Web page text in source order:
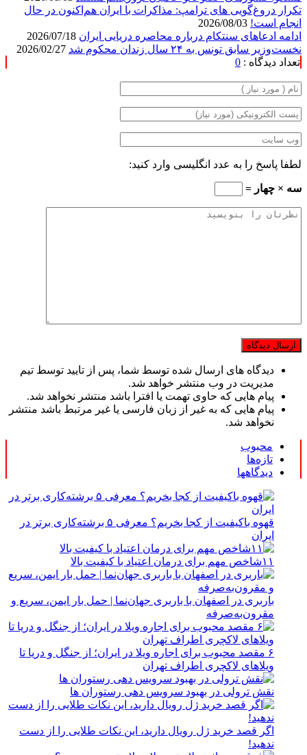
تکرار دروغ‌گویی های ترامپ: مذاکرات با ایران هم‌اکنون در حال
انجام است!
ادامه ادعاهای سنتکام درباره محاصره دریایی ایران
نخست‌وزیر سابق تونس به ۲۴ سال زندان محکوم شد
تعداد دیدگاه : 0
لطفا پاسخ را به عدد انگلیسی وارد کنید:
سه × چهار =
دیدگاه های ارسال شده توسط شما، پس از تایید توسط تیم
مدیریت در وب منتشر خواهد شد.
پیام هایی که حاوی تهمت یا افترا باشد منتشر نخواهد شد.
پیام هایی که به غیر از زبان فارسی یا غیر مرتبط باشد منتشر
نخواهد شد.
محبوب
تازه‌ها
دیدگاهها
قهوه باکیفیت از کجا بخریم؟ معرفی ۵ برشته‌کاری برتر در
ایران
۱۱شاخص مهم برای درمان اعتیاد با کیفیت بالا
باربری در اصفهان با باربری جهان‌نما | حمل بار ایمن، سریع و
مقرون‌به‌صرفه
۶ مقصد محبوب برای اجاره ویلا در ایران؛ از جنگل و دریا تا
ویلاهای لاکچری اطراف تهران
نقش ترولی در بهبود سرویس دهی رستوران ها
اگر قصد خرید ژل رویال دارید، این نکات طلایی را از دست
ندهید!